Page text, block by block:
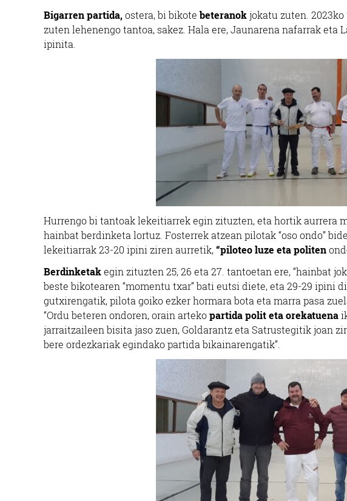
Bigarren partida,ostera, bi bikotebeteranok jokatu zuten.
zuten lehenengo tantoa, sakez. Hala ere, Jaunarena nafarrak
ipinita.
Hurrengo bi tantoak lekeitiarrek egin zituzten, eta hortik aurrera
hainbat berdinketa lortuz. Fosterrek atzean pilotak “oso ondo”
lekeitiarrak 23-20 ipini ziren aurretik,“piloteo luze eta politen
Berdinketakegin zituzten 25, 26 eta 27. tantoetan ere, “hainbat
beste bikotearen “momentu txar” bati eutsi diete, eta 29-29 ipini
gutxirengatik, pilota goiko ezker hormara bota eta marra pasa
“Ordu beteren ondoren, orain artekopartida polit eta orekatuena
jarraitzaileen bisita jaso zuen, Goldarantz eta Satrustegitik joan
bere ordezkariak egindako partida bikainarengatik”.